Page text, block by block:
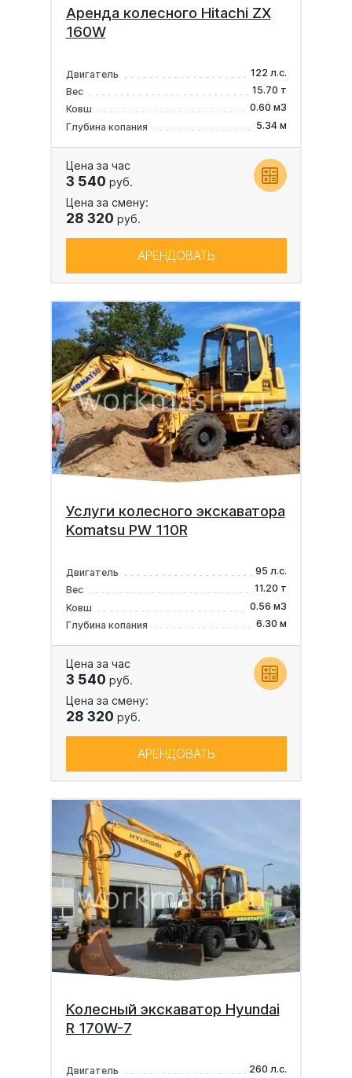
Аренда колесного Hitachi ZX
160W
Двигатель
122 л.с.
Вес
15.70 т
Ковш
0.60 м3
Глубина копания
5.34 м
Цена за час
3 540 руб.
Цена за смену:
28 320 руб.
АРЕНДОВАТЬ
Услуги колесного экскаватора
Komatsu PW 110R
Двигатель
95 л.с.
Вес
11.20 т
Ковш
0.56 м3
Глубина копания
6.30 м
Цена за час
3 540 руб.
Цена за смену:
28 320 руб.
АРЕНДОВАТЬ
Колесный экскаватор Hyundai
R 170W-7
Двигатель
260 л.с.